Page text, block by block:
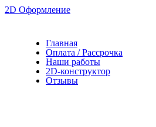
2D Оформление
Главная
Оплата / Рассрочка
Наши работы
2D-конструктор
Отзывы